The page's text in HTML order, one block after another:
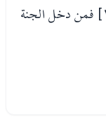
[نوح: ١٧] فمن دخل الجنة